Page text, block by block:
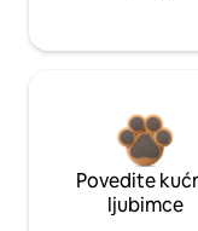
Povedite
ljubimce